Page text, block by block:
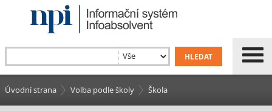
Úvodní strana Volba podle školy Škola